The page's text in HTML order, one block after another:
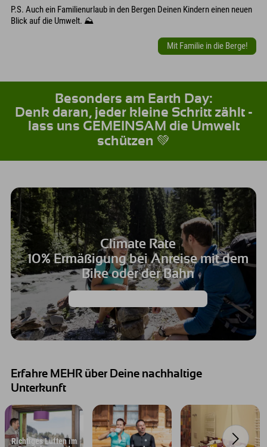
P.S. Auch ein Familienurlaub in den Bergen Deinen Kindern einen neuen
Blick auf die Umwelt. ⛰
Mit Familie in die Berge!
Besonders am Earth Day:
Denk daran, jeder kleine Schritt zählt -
lass uns GEMEINSAM die Umwelt
schützen 💚
Climate Rate
10% Ermäßigung bei Anreise mit dem
Bike oder der Bahn
Erfahre MEHR über Deine nachhaltige
Unterkunft
Richtiges Lüften im